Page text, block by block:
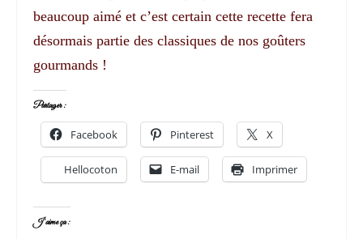
beaucoup aimé et c’est certain cette recette fera
désormais partie des classiques de nos goûters
gourmands !
Partager :
Facebook Pinterest X
Hellocoton E-mail Imprimer
J’aime ça :